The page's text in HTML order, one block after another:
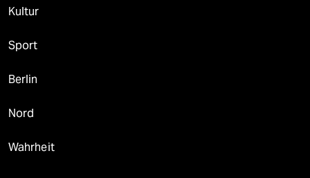
Kultur
Sport
Berlin
Nord
Wahrheit